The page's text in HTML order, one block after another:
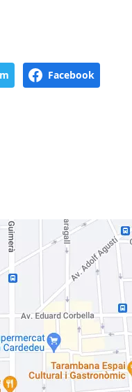
Facebook